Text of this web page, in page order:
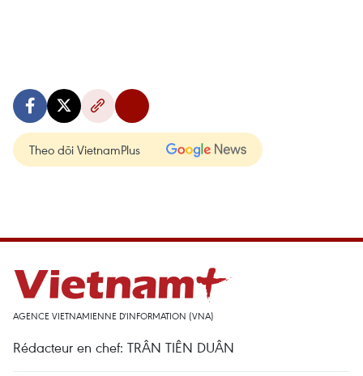
Theo dõi VietnamPlus
AGENCE VIETNAMIENNE D'INFORMATION (VNA)
Rédacteur en chef: TRÂN TIÊN DUÂN